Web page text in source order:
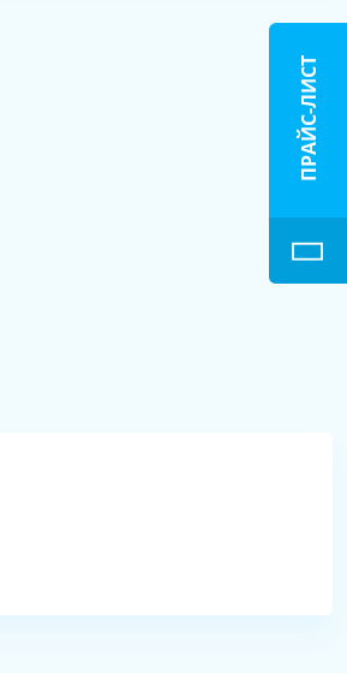
ПРАЙС-ЛИСТ